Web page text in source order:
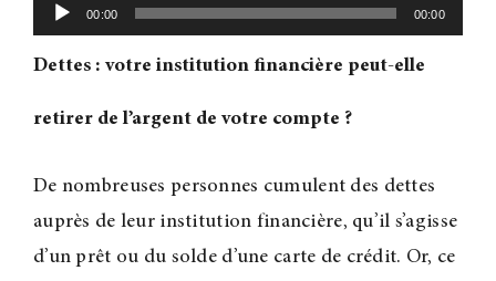
Lecteur00:00 00:00
Dettes : votre institution financière peut-elle
retirer de l’argent de votre compte ?
De nombreuses personnes cumulent des dettes
auprès de leur institution financière, qu’il s’agisse
d’un prêt ou du solde d’une carte de crédit. Or, ce